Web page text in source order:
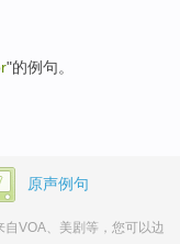
"的例句。
原声例句
自VOA、美剧等，您可以边